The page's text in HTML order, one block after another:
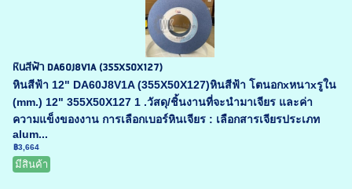
หินสีฟ้า DA60J8V1A (355X50X127)
หินสีฟ้า 12" DA60J8V1A (355X50X127)หินสีฟ้า โตนอกxหนาxรูใน
(mm.) 12" 355X50X127 1 .วัสดุ/ชิ้นงานที่จะนำมาเจียร และค่า
ความแข็งของงาน การเลือกเบอร์หินเจียร : เลือกสารเจียรประเภท
alum...
฿3,664
มีสินค้า